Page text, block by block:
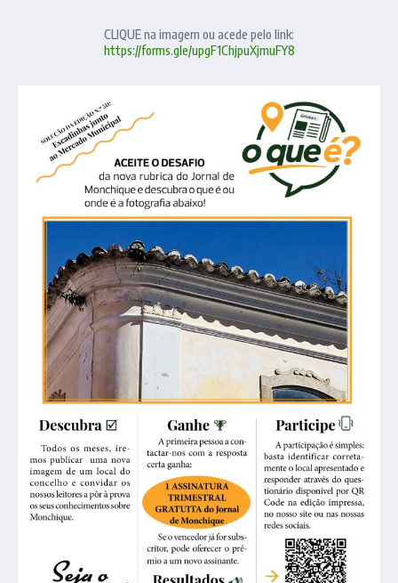
CLIQUE na imagem ou acede pelo link:
https://forms.gle/upgF1ChjpuXjmuFY8